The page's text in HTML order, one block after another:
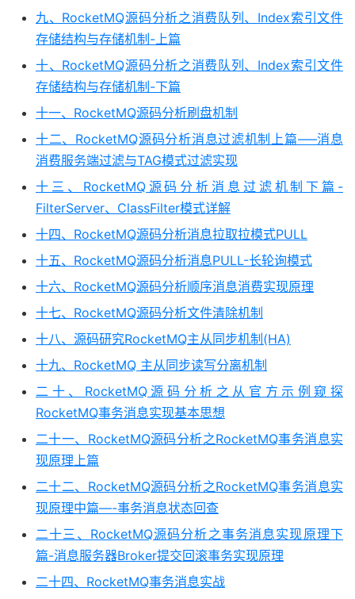
九、RocketMQ源码分析之消费队列、Index索引文件
存储结构与存储机制-上篇
十、RocketMQ源码分析之消费队列、Index索引文件
存储结构与存储机制-下篇
十一、RocketMQ源码分析刷盘机制
十二、RocketMQ源码分析消息过滤机制上篇—–消息
消费服务端过滤与TAG模式过滤实现
十三、RocketMQ源码分析消息过滤机制下篇-
FilterServer、ClassFilter模式详解
十四、RocketMQ源码分析消息拉取拉模式PULL
十五、RocketMQ源码分析消息PULL-长轮询模式
十六、RocketMQ源码分析顺序消息消费实现原理
十七、RocketMQ源码分析文件清除机制
十八、源码研究RocketMQ主从同步机制(HA)
十九、RocketMQ 主从同步读写分离机制
二十、RocketMQ源码分析之从官方示例窥探
RocketMQ事务消息实现基本思想
二十一、RocketMQ源码分析之RocketMQ事务消息实
现原理上篇
二十二、RocketMQ源码分析之RocketMQ事务消息实
现原理中篇—-事务消息状态回查
二十三、RocketMQ源码分析之事务消息实现原理下
篇-消息服务器Broker提交回滚事务实现原理
二十四、RocketMQ事务消息实战